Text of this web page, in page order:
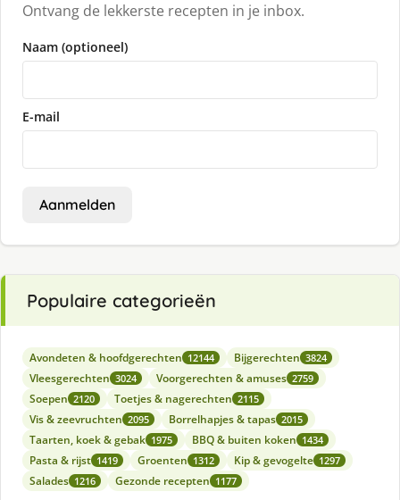
Ontvang de lekkerste recepten in je inbox.
Naam (optioneel)
E-mail
Aanmelden
Populaire categorieën
Avondeten & hoofdgerechten 12144 Bijgerechten 3824
Vleesgerechten 3024 Voorgerechten & amuses 2759
Soepen 2120 Toetjes & nagerechten 2115
Vis & zeevruchten 2095 Borrelhapjes & tapas 2015
Taarten, koek & gebak 1975 BBQ & buiten koken 1434
Pasta & rijst 1419 Groenten 1312 Kip & gevogelte 1297
Salades 1216 Gezonde recepten 1177